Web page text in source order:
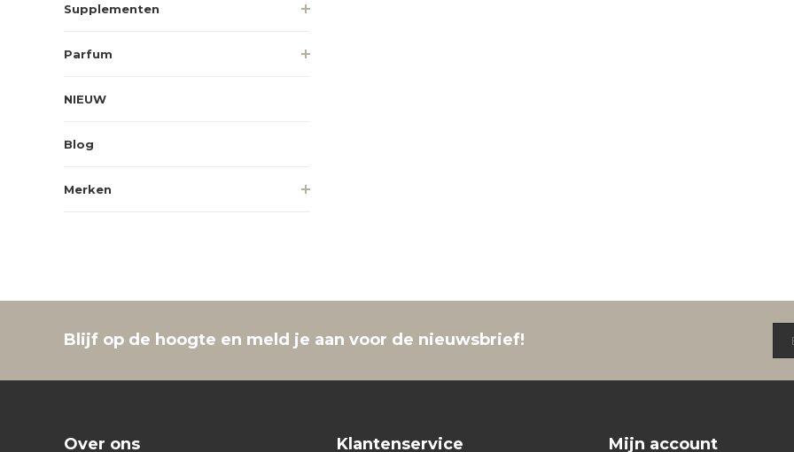
Supplementen
Parfum
NIEUW
Blog
Merken
Blijf op de hoogte en meld je aan voor de nieuwsbrief!
Over ons Klantenservice Mijn account